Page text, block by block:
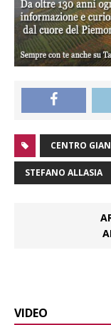
CENTRO
STEFANO ALLASIA
VIDEO